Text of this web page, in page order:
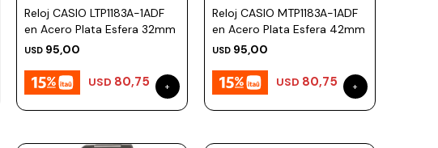
Reloj CASIO LTP1183A-1ADF
en Acero Plata Esfera 32mm
USD 95,00
USD 80,75
Reloj CASIO MTP1183A-1ADF
en Acero Plata Esfera 42mm
USD 95,00
USD 80,75